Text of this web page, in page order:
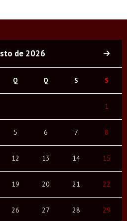
de 2026
Q Q S S
1
5 6 7 8
12 13 14 15
19 20 21 22
26 27 28 29